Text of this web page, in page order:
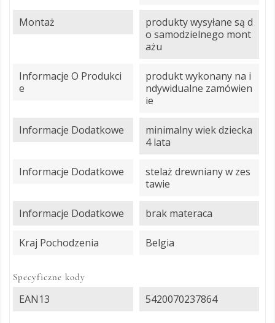
Montaż
produkty wysyłane są d
o samodzielnego mont
ażu
Informacje O Produkci
E
produkt wykonany na i
ndywidualne zamówien
ie
Informacje Dodatkowe
minimalny wiek dziecka
4 lata
Informacje Dodatkowe
stelaż drewniany w zes
tawie
Informacje Dodatkowe brak materaca
Kraj Pochodzenia Belgia
Specyficzne kody
EAN13 5420070237864